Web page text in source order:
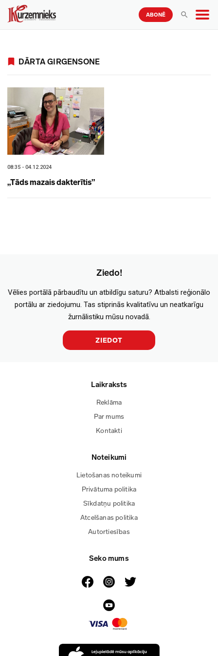
ABONĒ
DĀRTA GIRGENSONE
08:35 - 04.12.2024
„Tāds mazais dakterītis”
Ziedo!
Vēlies portālā pārbaudītu un atbildīgu saturu? Atbalsti reģionālo
portālu ar ziedojumu. Tas stiprinās kvalitatīvu un neatkarīgu
žurnālistiku mūsu novadā.
ZIEDOT
Laikraksts
Reklāma
Par mums
Kontakti
Noteikumi
Lietošanas noteikumi
Privātuma politika
Sīkdatņu politika
Atcelšanas politika
Autortiesības
Seko mums